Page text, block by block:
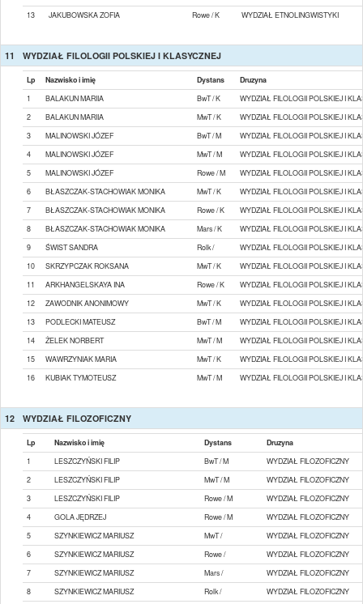
13
JAKUBOWSKA ZOFIA Rowe / K WYDZIAŁ ETNOLINGWISTYKI
11 WYDZIAŁ FILOLOGII POLSKIEJ I KLASYCZNEJ
Lp Nazwisko i imię Dystans
Druzyna
1
BALAKUN MARIIA BwT / K
WYDZIAŁ FILOLOGII POLSKIEJ I
2
BALAKUN MARIIA MwT / K
WYDZIAŁ FILOLOGII POLSKIEJ I
3
MALINOWSKI JÓZEF BwT / M
WYDZIAŁ FILOLOGII POLSKIEJ I
4
MALINOWSKI JÓZEF MwT / M
WYDZIAŁ FILOLOGII POLSKIEJ I
5
MALINOWSKI JÓZEF Rowe / M
WYDZIAŁ FILOLOGII POLSKIEJ I
6
BŁASZCZAK-STACHOWIAK MONIKA MwT / K
WYDZIAŁ FILOLOGII POLSKIEJ I
7
BŁASZCZAK-STACHOWIAK MONIKA Rowe / K
WYDZIAŁ FILOLOGII POLSKIEJ I
8
BŁASZCZAK-STACHOWIAK MONIKA Mars / K
WYDZIAŁ FILOLOGII POLSKIEJ I
9
ŚWIST SANDRA Rolk /
WYDZIAŁ FILOLOGII POLSKIEJ I
10
SKRZYPCZAK ROKSANA MwT / K
WYDZIAŁ FILOLOGII POLSKIEJ I
11
ARKHANGELSKAYA INA Rowe / K
WYDZIAŁ FILOLOGII POLSKIEJ I
12
ZAWODNIK ANONIMOWY MwT / K
WYDZIAŁ FILOLOGII POLSKIEJ I
13
PODLECKI MATEUSZ BwT / M
WYDZIAŁ FILOLOGII POLSKIEJ I
14
ŻELEK NORBERT MwT / M
WYDZIAŁ FILOLOGII POLSKIEJ I
15
WAWRZYNIAK MARIA MwT / K
WYDZIAŁ FILOLOGII POLSKIEJ I
16
KUBIAK TYMOTEUSZ MwT / M WYDZIAŁ FILOLOGII POLSKIEJ I
12 WYDZIAŁ FILOZOFICZNY
Lp Nazwisko i imię Dystans
Druzyna
1
LESZCZYŃSKI FILIP BwT / M
WYDZIAŁ FILOZOFICZNY
2
LESZCZYŃSKI FILIP MwT / M
WYDZIAŁ FILOZOFICZNY
3
LESZCZYŃSKI FILIP Rowe / M
WYDZIAŁ FILOZOFICZNY
4
GOLA JĘDRZEJ Rowe / M
WYDZIAŁ FILOZOFICZNY
5
SZYNKIEWICZ MARIUSZ MwT /
WYDZIAŁ FILOZOFICZNY
6
SZYNKIEWICZ MARIUSZ Rowe /
WYDZIAŁ FILOZOFICZNY
7
SZYNKIEWICZ MARIUSZ Mars /
WYDZIAŁ FILOZOFICZNY
8
SZYNKIEWICZ MARIUSZ Rolk /
WYDZIAŁ FILOZOFICZNY